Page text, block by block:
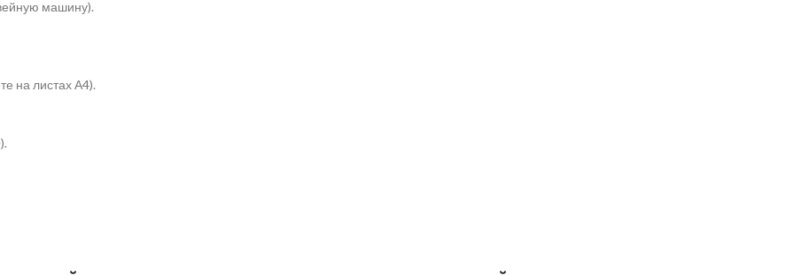
машину).
на листах А4).